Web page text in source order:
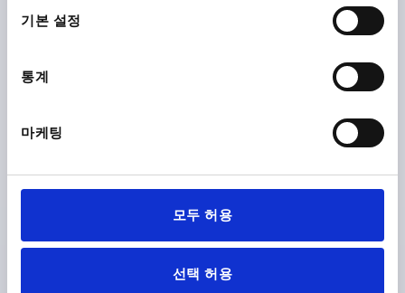
기본 설정
통계
마케팅
모두 허용
선택 허용
다운로드
다른 고객들도 다음 제품을 구매하였습니
다.